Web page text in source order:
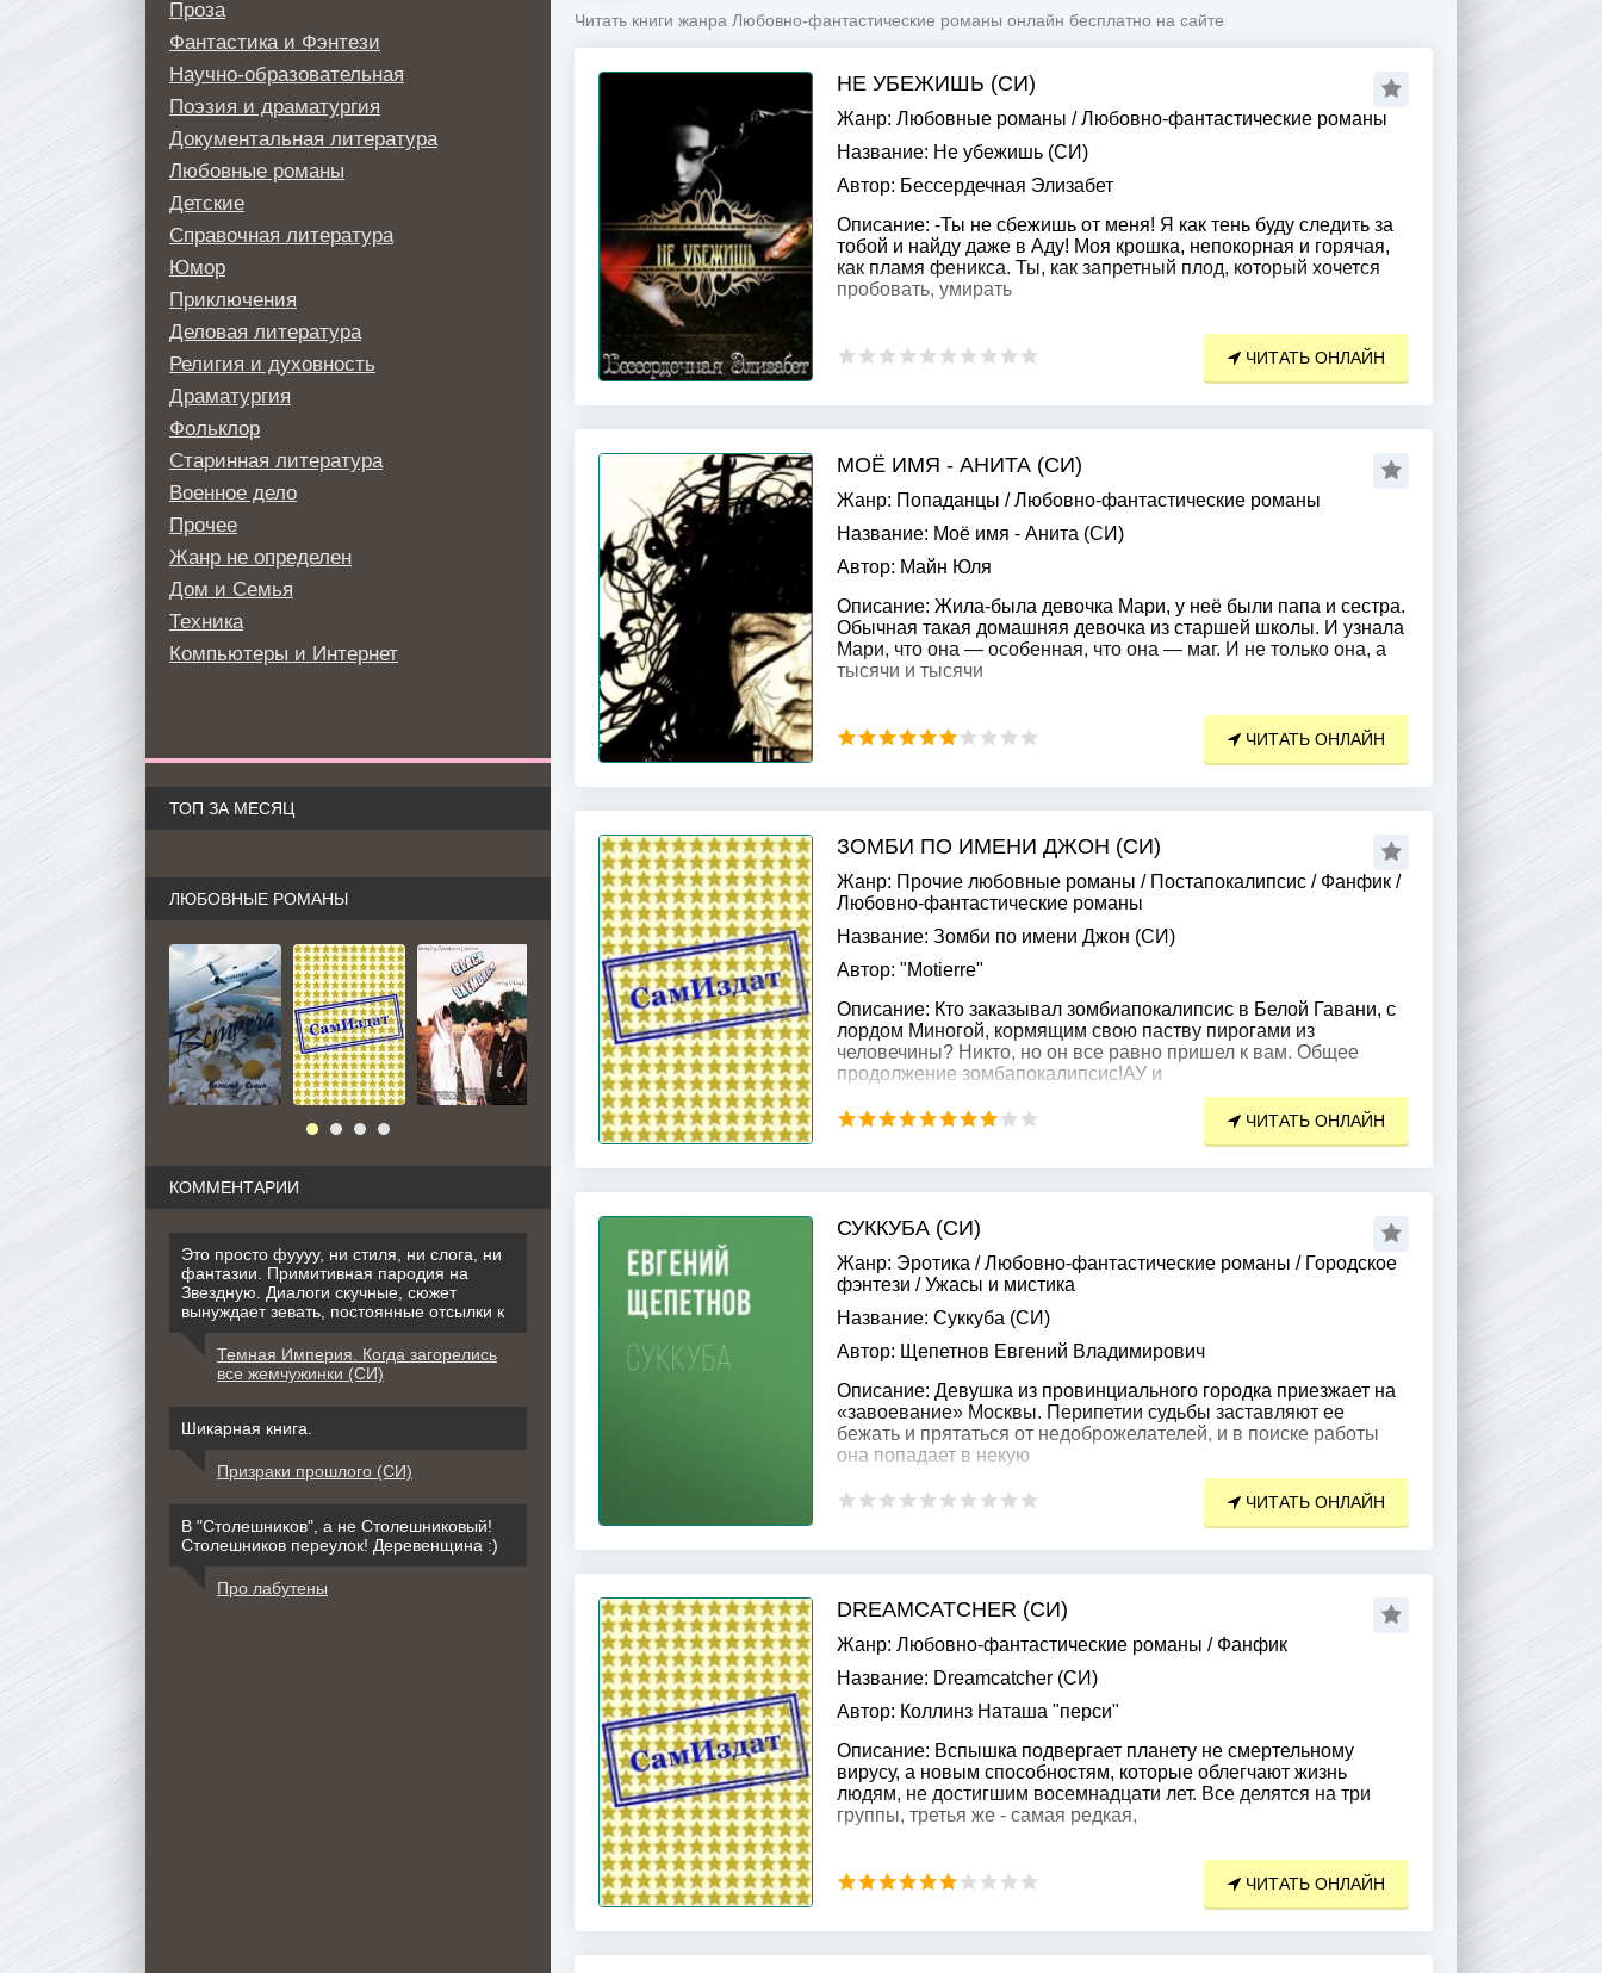
Читать книги жанра Любовно-фантастические романы онлайн бесплатно на сайте
НЕ УБЕЖИШЬ (СИ)
Жанр: Любовные романы /Любовно-фантастические романы
Название: Не убежишь (СИ)
Автор: Бессердечная Элизабет
Описание: -Ты не сбежишь от меня! Я как тень буду следить за
тобой и найду даже в Аду! Моя крошка, непокорная и горячая,
как пламя феникса. Ты, как запретный плод, который хочется
пробовать, умирать
ЧИТАТЬ ОНЛАЙН
МОЁ ИМЯ - АНИТА (СИ)
Жанр: Попаданцы /Любовно-фантастические романы
Название: Моё имя - Анита (СИ)
Автор: Майн Юля
Описание: Жила-была девочка Мари, у неё были папа и сестра.
Обычная такая домашняя девочка из старшей школы. И узнала
Мари, что она — особенная, что она — маг. И не только она, а
тысячи и тысячи
ЧИТАТЬ ОНЛАЙН
ЗОМБИ ПО ИМЕНИ ДЖОН (СИ)
Жанр: Прочие любовные романы / Постапокалипсис / Фанфик /
Любовно-фантастические романы
Название: Зомби по имени Джон (СИ)
Автор: "Motierre"
Описание: Кто заказывал зомбиапокалипсис в Белой Гавани, с
лордом Миногой, кормящим свою паству пирогами из
человечины? Никто, но он все равно пришел к вам. Общее
продолжение зомбапокалипсис!АУ и
ЧИТАТЬ ОНЛАЙН
СУККУБА (СИ)
Жанр: Эротика /Любовно-фантастические романы / Городское
фэнтези /Ужасы и мистика
Название: Суккуба (СИ)
Автор: Щепетнов Евгений Владимирович
Описание: Девушка из провинциального городка приезжает на
«завоевание» Москвы. Перипетии судьбы заставляют ее
бежать и прятаться от недоброжелателей, и в поиске работы
она попадает в некую
ЧИТАТЬ ОНЛАЙН
DREAMCATCHER (СИ)
Жанр: Любовно-фантастические романы / Фанфик
Название: Dreamcatcher (СИ)
Автор: Коллинз Наташа "пеpcи"
Описание: Вспышка подвергает планету не смертельному
вирусу, а новым способностям, которые облегчают жизнь
людям, не достигшим восемнадцати лет. Все делятся на три
группы, третья же - самая редкая,
ЧИТАТЬ ОНЛАЙН
Проза
Фантастика и Фэнтези
Научно-образовательная
Поэзия и драматургия
Документальная литература
Любовные романы
Детские
Справочная литература
Юмор
Приключения
Деловая литература
Религия и духовность
Драматургия
Фольклор
Старинная литература
Военное дело
Прочее
Жанр не определен
Дом и Семья
Техника
Компьютеры и Интернет
ТОП ЗА МЕСЯЦ
ЛЮБОВНЫЕ РОМАНЫ
КОММЕНТАРИИ
Это просто фуууу, ни стиля, ни слога, ни
фантазии. Примитивная пародия на
Звездную. Диалоги скучные, сюжет
вынуждает зевать, постоянные отсылки к
Темная Империя. Когда загорелись
все жемчужинки (СИ)
Шикарная книга.
Призраки прошлого (СИ)
В "Столешников", а не Столешниковый!
Столешников переулок! Деревенщина :)
Про лабутены